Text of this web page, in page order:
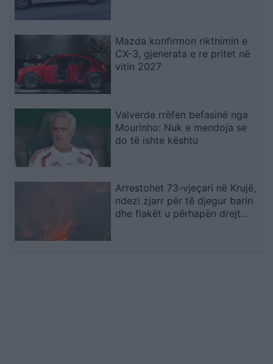
Mazda konfirmon rikthimin e
CX-3, gjenerata e re pritet në
vitin 2027
Valverde rrëfen befasinë nga
Mourinho: Nuk e mendoja se
do të ishte kështu
Arrestohet 73-vjeçari në Krujë,
ndezi zjarr për të djegur barin
dhe flakët u përhapën drejt